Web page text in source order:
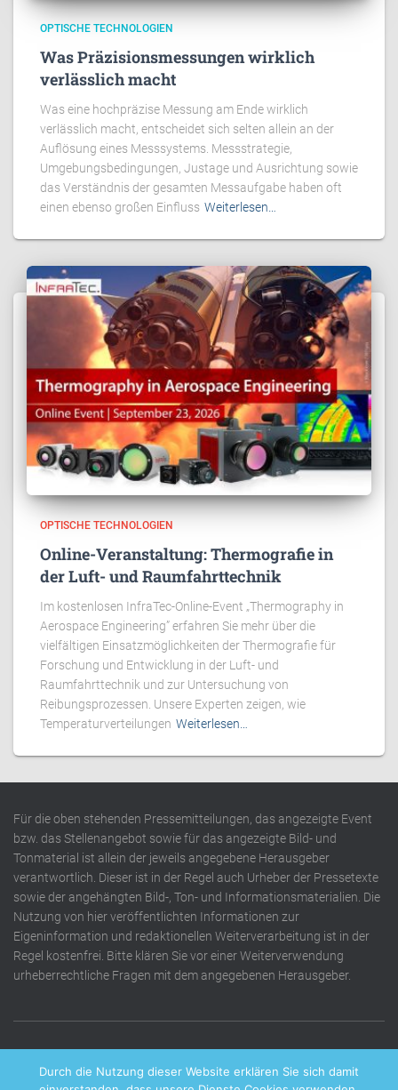
OPTISCHE TECHNOLOGIEN
Was Präzisionsmessungen wirklich
verlässlich macht
Was eine hochpräzise Messung am Ende wirklich
verlässlich macht, entscheidet sich selten allein an der
Auflösung eines Messsystems. Messstrategie,
Umgebungsbedingungen, Justage und Ausrichtung sowie
das Verständnis der gesamten Messaufgabe haben oft
einen ebenso großen Einfluss Weiterlesen…
OPTISCHE TECHNOLOGIEN
Online-Veranstaltung: Thermografie in
der Luft- und Raumfahrttechnik
Im kostenlosen InfraTec-Online-Event „Thermography in
Aerospace Engineering” erfahren Sie mehr über die
vielfältigen Einsatzmöglichkeiten der Thermografie für
Forschung und Entwicklung in der Luft- und
Raumfahrttechnik und zur Untersuchung von
Reibungsprozessen. Unsere Experten zeigen, wie
Temperaturverteilungen Weiterlesen…
Für die oben stehenden Pressemitteilungen, das angezeigte Event
bzw. das Stellenangebot sowie für das angezeigte Bild- und
Tonmaterial ist allein der jeweils angegebene Herausgeber
verantwortlich. Dieser ist in der Regel auch Urheber der Pressetexte
sowie der angehängten Bild-, Ton- und Informationsmaterialien. Die
Nutzung von hier veröffentlichten Informationen zur
Eigeninformation und redaktionellen Weiterverarbeitung ist in der
Regel kostenfrei. Bitte klären Sie vor einer Weiterverwendung
urheberrechtliche Fragen mit dem angegebenen Herausgeber.
Durch die Nutzung dieser Website erklären Sie sich damit